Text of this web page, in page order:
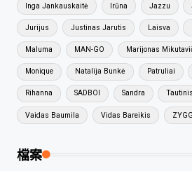
Inga Jankauskaitė Irūna Jazzu
Jurijus Justinas Jarutis Laisva
Maluma MAN-GO Marijonas
Monique Natalija Bunkė Patruliai
Rihanna SADBOI Sandra
Vaidas Baumila Vidas Bareikis
檔案